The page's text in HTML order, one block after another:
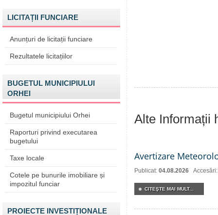
LICITAȚII FUNCIARE
Anunțuri de licitații funciare
Rezultatele licitațiilor
BUGETUL MUNICIPIULUI
ORHEI
Bugetul municipiului Orhei
Raporturi privind executarea
bugetului
Taxe locale
Cotele pe bunurile imobiliare și
impozitul funciar
PROIECTE INVESTIȚIONALE
Alte Informații
Avertizare
Publicat: 04.08.2026
CITEŞTE MAI MULT...